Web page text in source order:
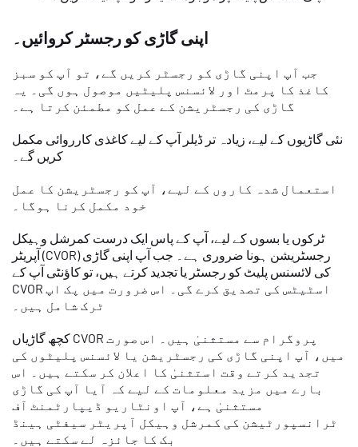
اپنی گاڑی کو رجسٹر کروائیں۔
جب آپ اپنی گاڑی کو رجسٹر کریں گے، تو آپ کو سبز
کاغذ کا پرمٹ اور لائسنس پلیٹیں موصول ہوں گی۔ یہ
گاڑی کی رجسٹریشن کے عمل کو مطمئن کرتا ہے۔
نئی گاڑیوں کے لیے، زیادہ تر ڈیلر آپ کے لیے کاغذی کارروائی مکمل
کریں گے۔
استعمال شدہ کاروں کے لیے، آپ کو رجسٹریشن کا عمل
خود مکمل کرنا ہوگا۔
ٹرکوں یا بسوں کے لیے، آپ کے پاس ایک درست کمرشل وہیکل
آپریٹر (CVOR) رجسٹریشن ہونا ضروری ہے۔ جب آپ اپنی گاڑی
کی لائسنس پلیٹ کو رجسٹر یا تجدید کرتے ہیں، تو کاؤنٹی آپ کے
CVOR اسٹیٹس کی تصدیق کرے گی۔ اس ضرورت میں پک اپ
ٹرک شامل ہیں۔
کچھ گاڑیاں CVOR پروگرام سے مستثنیٰ ہیں۔ اس صورت
میں، آپ اپنی گاڑی کی رجسٹریشن یا لائسنس پلیٹوں کی
تجدید کرتے وقت استثنیٰ کا اعلان کر سکتے ہیں۔ اس
بارے میں مزید معلومات کے لیے کہ آیا آپ کی گاڑی
مستثنیٰ ہے، آپ اونٹاریو ڈیپارٹمنٹ آف
ٹرانسپورٹیشن کی کمرشل وہیکل آپریٹر سیفٹی ہینڈ
بک کا جائزہ لے سکتے ہیں۔